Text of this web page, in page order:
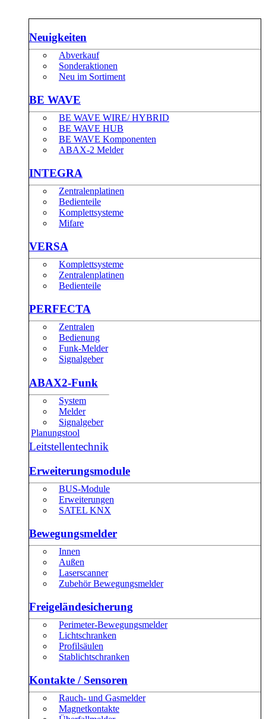
Neuigkeiten
Abverkauf
Sonderaktionen
Neu im Sortiment
BE WAVE
BE WAVE WIRE/ HYBRID
BE WAVE HUB
BE WAVE Komponenten
ABAX-2 Melder
INTEGRA
Zentralenplatinen
Bedienteile
Komplettsysteme
Mifare
VERSA
Komplettsysteme
Zentralenplatinen
Bedienteile
PERFECTA
Zentralen
Bedienung
Funk-Melder
Signalgeber
ABAX2-Funk
System
Melder
Signalgeber
Planungstool
Leitstellentechnik
Erweiterungsmodule
BUS-Module
Erweiterungen
SATEL KNX
Bewegungsmelder
Innen
Außen
Laserscanner
Zubehör Bewegungsmelder
Freigeländesicherung
Perimeter-Bewegungsmelder
Lichtschranken
Profilsäulen
Stablichtschranken
Kontakte / Sensoren
Rauch- und Gasmelder
Magnetkontakte